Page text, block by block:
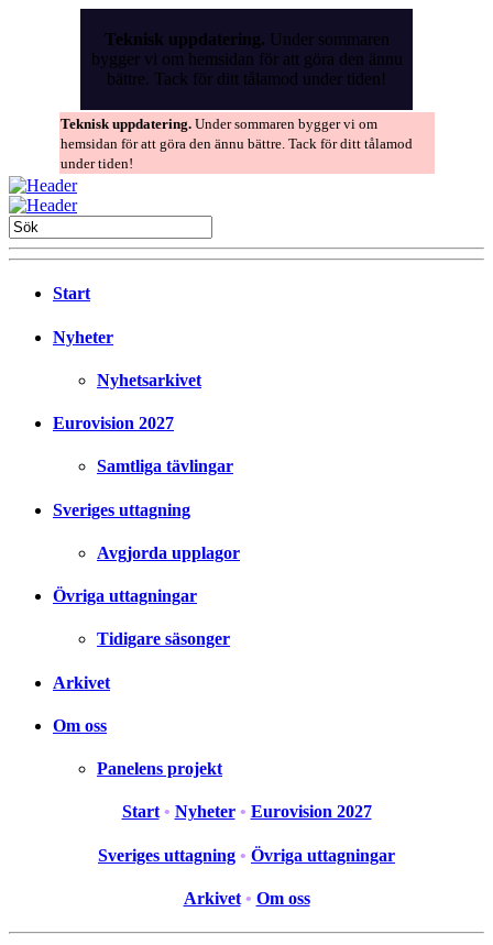
Teknisk uppdatering. Under sommaren
bygger vi om hemsidan för att göra den ännu
bättre. Tack för ditt tålamod under tiden!
Teknisk uppdatering. Under sommaren bygger vi om
hemsidan för att göra den ännu bättre. Tack för ditt tålamod
under tiden!
Start
Nyheter
Nyhetsarkivet
Eurovision 2027
Samtliga tävlingar
Sveriges uttagning
Avgjorda upplagor
Övriga uttagningar
Tidigare säsonger
Arkivet
Om oss
Panelens projekt
Start • Nyheter • Eurovision 2027
Sveriges uttagning • Övriga uttagningar
Arkivet • Om oss